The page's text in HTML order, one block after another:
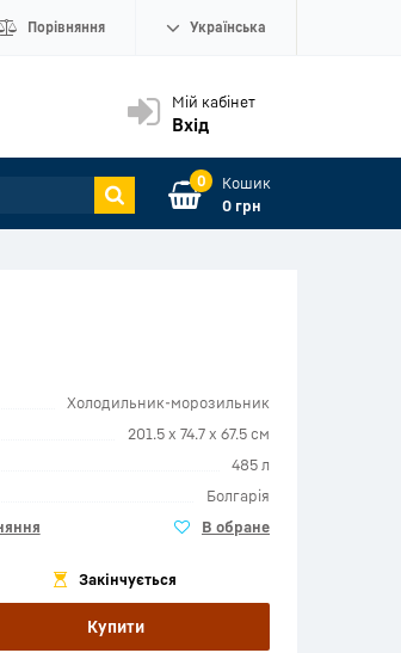
Порівняння Українська
Мій кабінет
Вхід
0
Кошик
0 грн
Холодильник-морозильник
201.5 x 74.7 x 67.5 см
485 л
Болгарія
Закінчується
Купити